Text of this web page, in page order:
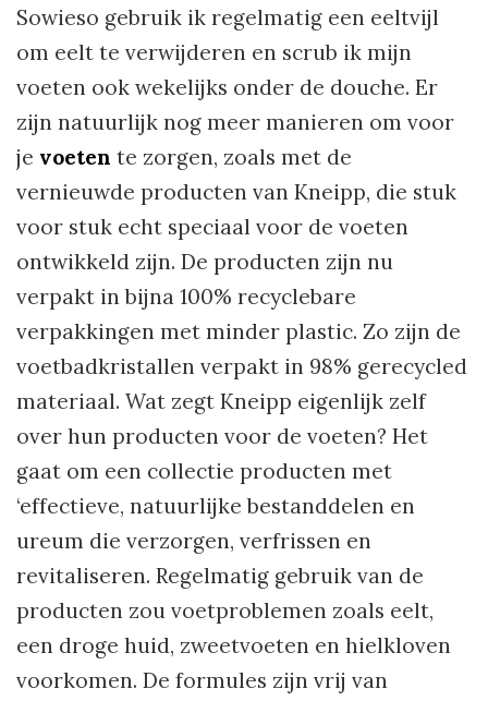
Sowieso gebruik ik regelmatig een eeltvijl
om eelt te verwijderen en scrub ik mijn
voeten ook wekelijks onder de douche. Er
zijn natuurlijk nog meer manieren om voor
je voeten te zorgen, zoals met de
vernieuwde producten van Kneipp, die stuk
voor stuk echt speciaal voor de voeten
ontwikkeld zijn. De producten zijn nu
verpakt in bijna 100% recyclebare
verpakkingen met minder plastic. Zo zijn de
voetbadkristallen verpakt in 98% gerecycled
materiaal. Wat zegt Kneipp eigenlijk zelf
over hun producten voor de voeten? Het
gaat om een collectie producten met
‘effectieve, natuurlijke bestanddelen en
ureum die verzorgen, verfrissen en
revitaliseren. Regelmatig gebruik van de
producten zou voetproblemen zoals eelt,
een droge huid, zweetvoeten en hielkloven
voorkomen. De formules zijn vrij van